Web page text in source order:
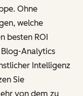
Ohne
welche
besten ROI
Analytics
Intelligenz
Sie
von dem zu